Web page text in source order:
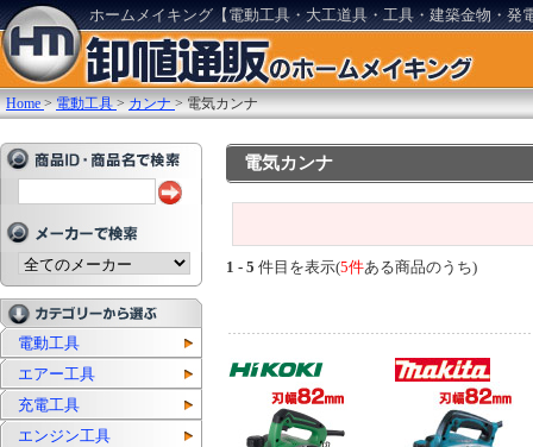
ホームメイキング【電動工具・大工道具・工具・建築金物・発
Home >電動工具 >カンナ >電気カンナ
電動工具
エアー工具
充電工具
エンジン工具
電気カンナ
1 - 5 件目を表示(5件ある商品のうち)